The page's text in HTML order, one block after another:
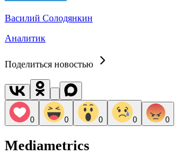
Василий Солодянкин
Аналитик
Поделиться новостью
0 0 0 0 0
Mediametrics